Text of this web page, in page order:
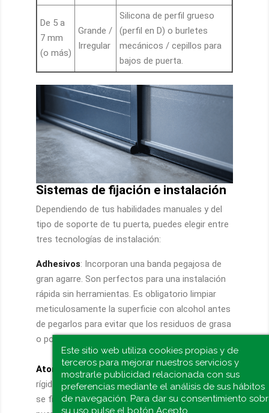
De 5 a
7 mm
(o más)
Grande /
Irregular
Silicona de perfil grueso
(perfil en D) o burletes
mecánicos / cepillos para
bajos de puerta.
Sistemas de fijación e instalación
Dependiendo de tus habilidades manuales y del
tipo de soporte de tu puerta, puedes elegir entre
tres tecnologías de instalación:
Adhesivos: Incorporan una banda pegajosa de
gran agarre. Son perfectos para una instalación
rápida sin herramientas. Es obligatorio limpiar
meticulosamente la superficie con alcohol antes
de pegarlos para evitar que los residuos de grasa
o polvo levanten el adhesivo.
Atornillados o con clavos : Utilizan perfiles
rígidos (generalmente de aluminio o madera) que
se fijan firmemente a la base o contorno de la
Este sitio web utiliza cookies propias y de
terceros para mejorar nuestros servicios y
mostrarle publicidad relacionada con sus
preferencias mediante el análisis de sus hábitos
de navegación. Para dar su consentimiento
su uso pulse el botón Acepto.